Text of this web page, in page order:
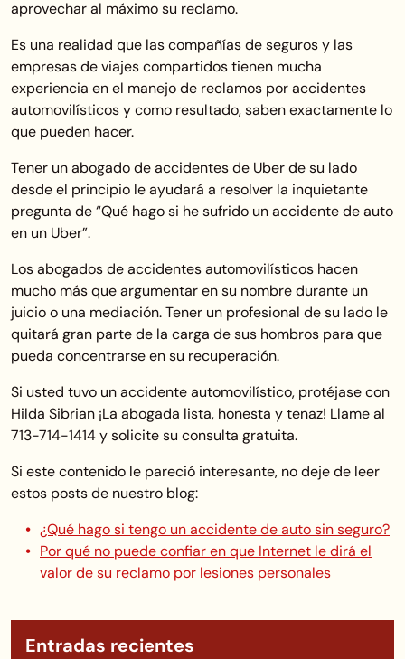
aprovechar al máximo su reclamo.
Es una realidad que las compañías de seguros y las
empresas de viajes compartidos tienen mucha
experiencia en el manejo de reclamos por accidentes
automovilísticos y como resultado, saben exactamente lo
que pueden hacer.
Tener un abogado de accidentes de Uber de su lado
desde el principio le ayudará a resolver la inquietante
pregunta de “Qué hago si he sufrido un accidente de auto
en un Uber”.
Los abogados de accidentes automovilísticos hacen
mucho más que argumentar en su nombre durante un
juicio o una mediación. Tener un profesional de su lado le
quitará gran parte de la carga de sus hombros para que
pueda concentrarse en su recuperación.
Si usted tuvo un accidente automovilístico, protéjase con
Hilda Sibrian ¡La abogada lista, honesta y tenaz! Llame al
713-714-1414 y solicite su consulta gratuita.
Si este contenido le pareció interesante, no deje de leer
estos posts de nuestro blog:
¿Qué hago si tengo un accidente de auto sin seguro?
Por qué no puede confiar en que Internet le dirá el
valor de su reclamo por lesiones personales
Entradas recientes